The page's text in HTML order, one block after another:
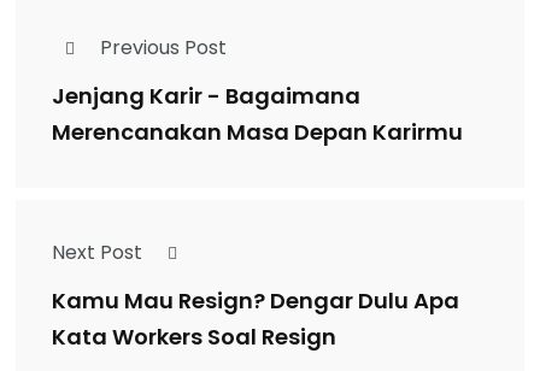
Previous Post
Jenjang Karir - Bagaimana
Merencanakan Masa Depan Karirmu
Next Post
Kamu Mau Resign? Dengar Dulu Apa
Kata Workers Soal Resign